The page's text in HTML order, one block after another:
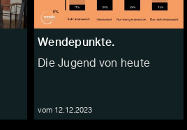
Wendepunkte.
Die Jugend von heute
vom 12.12.2023